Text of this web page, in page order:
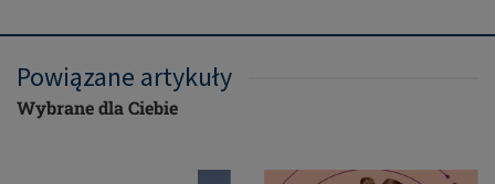
Powiązane artykuły
Wybrane dla Ciebie